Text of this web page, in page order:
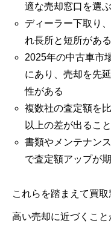
適な売却窓口を選
ディーラー下取り
れ長所と短所がある
2025年の中古車市
にあり、売却を先
性がある
複数社の査定額を
以上の差が出るこ
書類やメンテナン
で査定額アップが
これらを踏まえて買
高い売却に近づくこと